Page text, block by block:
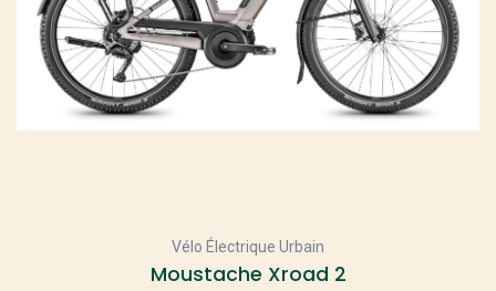
Vélo Électrique Urbain
Moustache Xroad 2